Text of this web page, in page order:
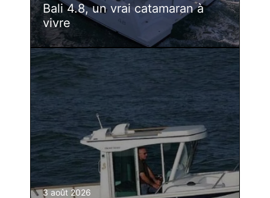
Bali 4.8, un vrai catamaran à
vivre
3 août 2026